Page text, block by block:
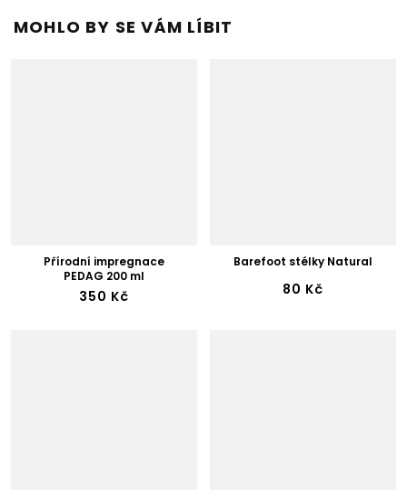
MOHLO BY SE VÁM LÍBIT
Přírodní impregnace
PEDAG 200 ml
350 Kč
Barefoot stélky Natural
80 Kč